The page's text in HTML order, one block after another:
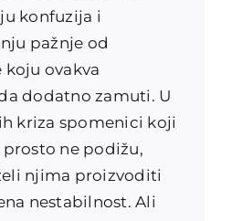
ju konfuzija i
pažnje od
ovakva
dodatno zamuti. U
kriza spomenici koji
prosto ne podižu,
njima proizvoditi
nestabilnost.Ali